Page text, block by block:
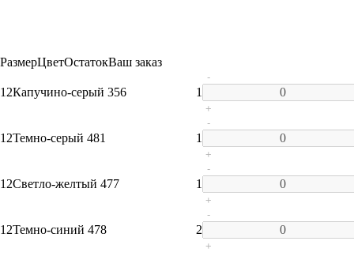
РазмерЦветОстатокВаш заказ
12Капучино-серый 356 1
-
+
12Темно-серый 481 1
-
+
12Светло-желтый 477 1
-
+
12Темно-синий 478 2
-
+